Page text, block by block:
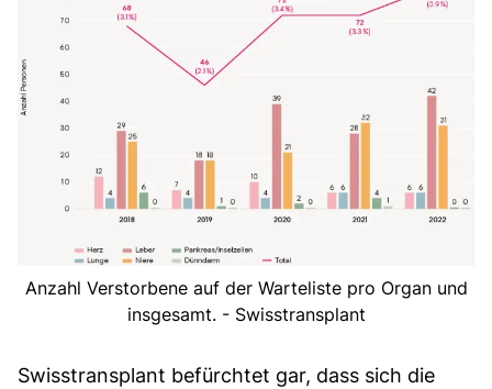
Anzahl Verstorbene auf der Warteliste pro Organ und
insgesamt. - Swisstransplant
Swisstransplant befürchtet gar, dass sich die